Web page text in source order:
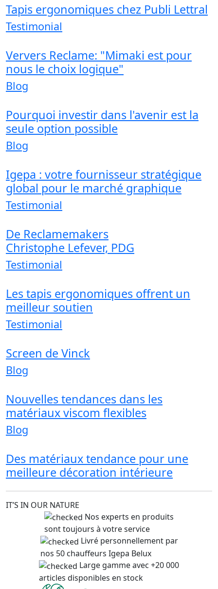
Tapis ergonomiques chez Publi Lettral
Testimonial
Ververs Reclame: "Mimaki est pour
nous le choix logique"
Blog
Pourquoi investir dans l'avenir est la
seule option possible
Blog
Igepa : votre fournisseur stratégique
global pour le marché graphique
Testimonial
De Reclamemakers
Christophe Lefever, PDG
Testimonial
Les tapis ergonomiques offrent un
meilleur soutien
Testimonial
Screen de Vinck
Blog
Nouvelles tendances dans les
matériaux viscom flexibles
Blog
Des matériaux tendance pour une
meilleure décoration intérieure
IT’S IN OUR NATURE
Nos experts en produits
sont toujours à votre service
Livré personnellement par
nos 50 chauffeurs Igepa Belux
Large gamme avec +20 000
articles disponibles en stock